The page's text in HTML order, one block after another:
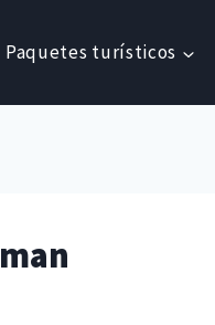
Paquetes turísticos